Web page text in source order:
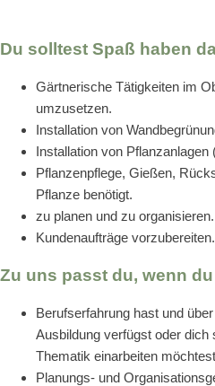
Du solltest Spaß haben
Gärtnerische Tätigkeiten im
umzusetzen.
Installation von
Installation von
Pflanzenpflege, Gießen,
Pflanze benötigt.
zu planen und zu organisieren.
Kundenaufträge vorzubereiten.
Zu uns passt du, wenn
Berufserfahrung hast und
Ausbildung verfügst oder dich
Thematik einarbeiten
Planungs- und